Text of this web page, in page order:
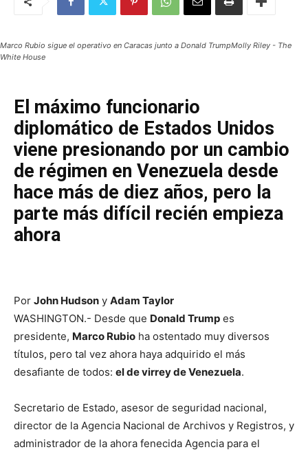
Marco Rubio sigue el operativo en Caracas junto a Donald TrumpMolly Riley - The
White House
El máximo funcionario
diplomático de Estados Unidos
viene presionando por un cambio
de régimen en Venezuela desde
hace más de diez años, pero la
parte más difícil recién empieza
ahora
Por John Hudson y Adam Taylor
WASHINGTON.- Desde que Donald Trump es
presidente, Marco Rubio ha ostentado muy diversos
títulos, pero tal vez ahora haya adquirido el más
desafiante de todos: el de virrey de Venezuela.
Secretario de Estado, asesor de seguridad nacional,
director de la Agencia Nacional de Archivos y Registros, y
administrador de la ahora fenecida Agencia para el